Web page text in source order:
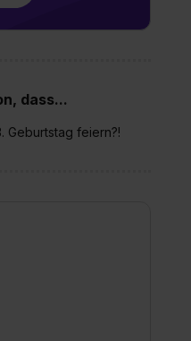
dass...
Geburtstag feiern?!